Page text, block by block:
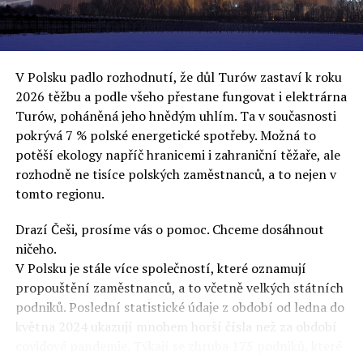
uvěří a nebudou se ptát na podrobnosti,“ řekl Rafał
Ziemkiewicz, redaktor týdeníku Do Rzeczy a ironicky
dodal: „Když se nynějšímu vedení státního hřebčince
podařilo prodat na aukci 10 plemenných koní za 600
000 euro, bylo to provládními médii oslavované jako
velký úspěch. Za vlády PiS se 14 koní prodalo za 2,5
milionu euro, což bylo stejnou mediální partou
komentováno jako konec polského chovu koní. Ve vidění
kontrolorů činnosti PiS ale určitě šlo při prodeji koní o
praní peněz či jinou nelegální činnost.“
Tuskova čísla jsou ale ujetá i jinde, pokračoval
Ziemkiewicz. „Ve vládní aféře PiS kolem vydávání víz
Tusk tvrdil, že za vlády dnešní opozice se nelegálně
prodalo 600 000 víz do Polska. Byla na to dokonce
vytvořena parlamentní vyšetřovací komise, která přišla
ale pouze na to, že 220 víz do Polska bylo
prostřednictvím úplatků uspíšeno, tedy že víza byla
V Polsku padlo rozhodnutí, že důl Turów zastaví k roku
2026 těžbu a podle všeho přestane fungovat i elektrárna
Turów, poháněná jeho hnědým uhlím. Ta v současnosti
pokrývá 7 % polské energetické spotřeby. Možná to
potěší ekology napříč hranicemi i zahraniční těžaře, ale
rozhodně ne tisíce polských zaměstnanců, a to nejen v
tomto regionu.
Drazí Češi, prosíme vás o pomoc. Chceme dosáhnout
ničeho.
V Polsku je stále více společností, které oznamují
propouštění zaměstnanců, a to včetně velkých státních
podniků. Poslední statistické údaje z období od ledna do
května 2024 ukazují mnohem horší čísla než za období